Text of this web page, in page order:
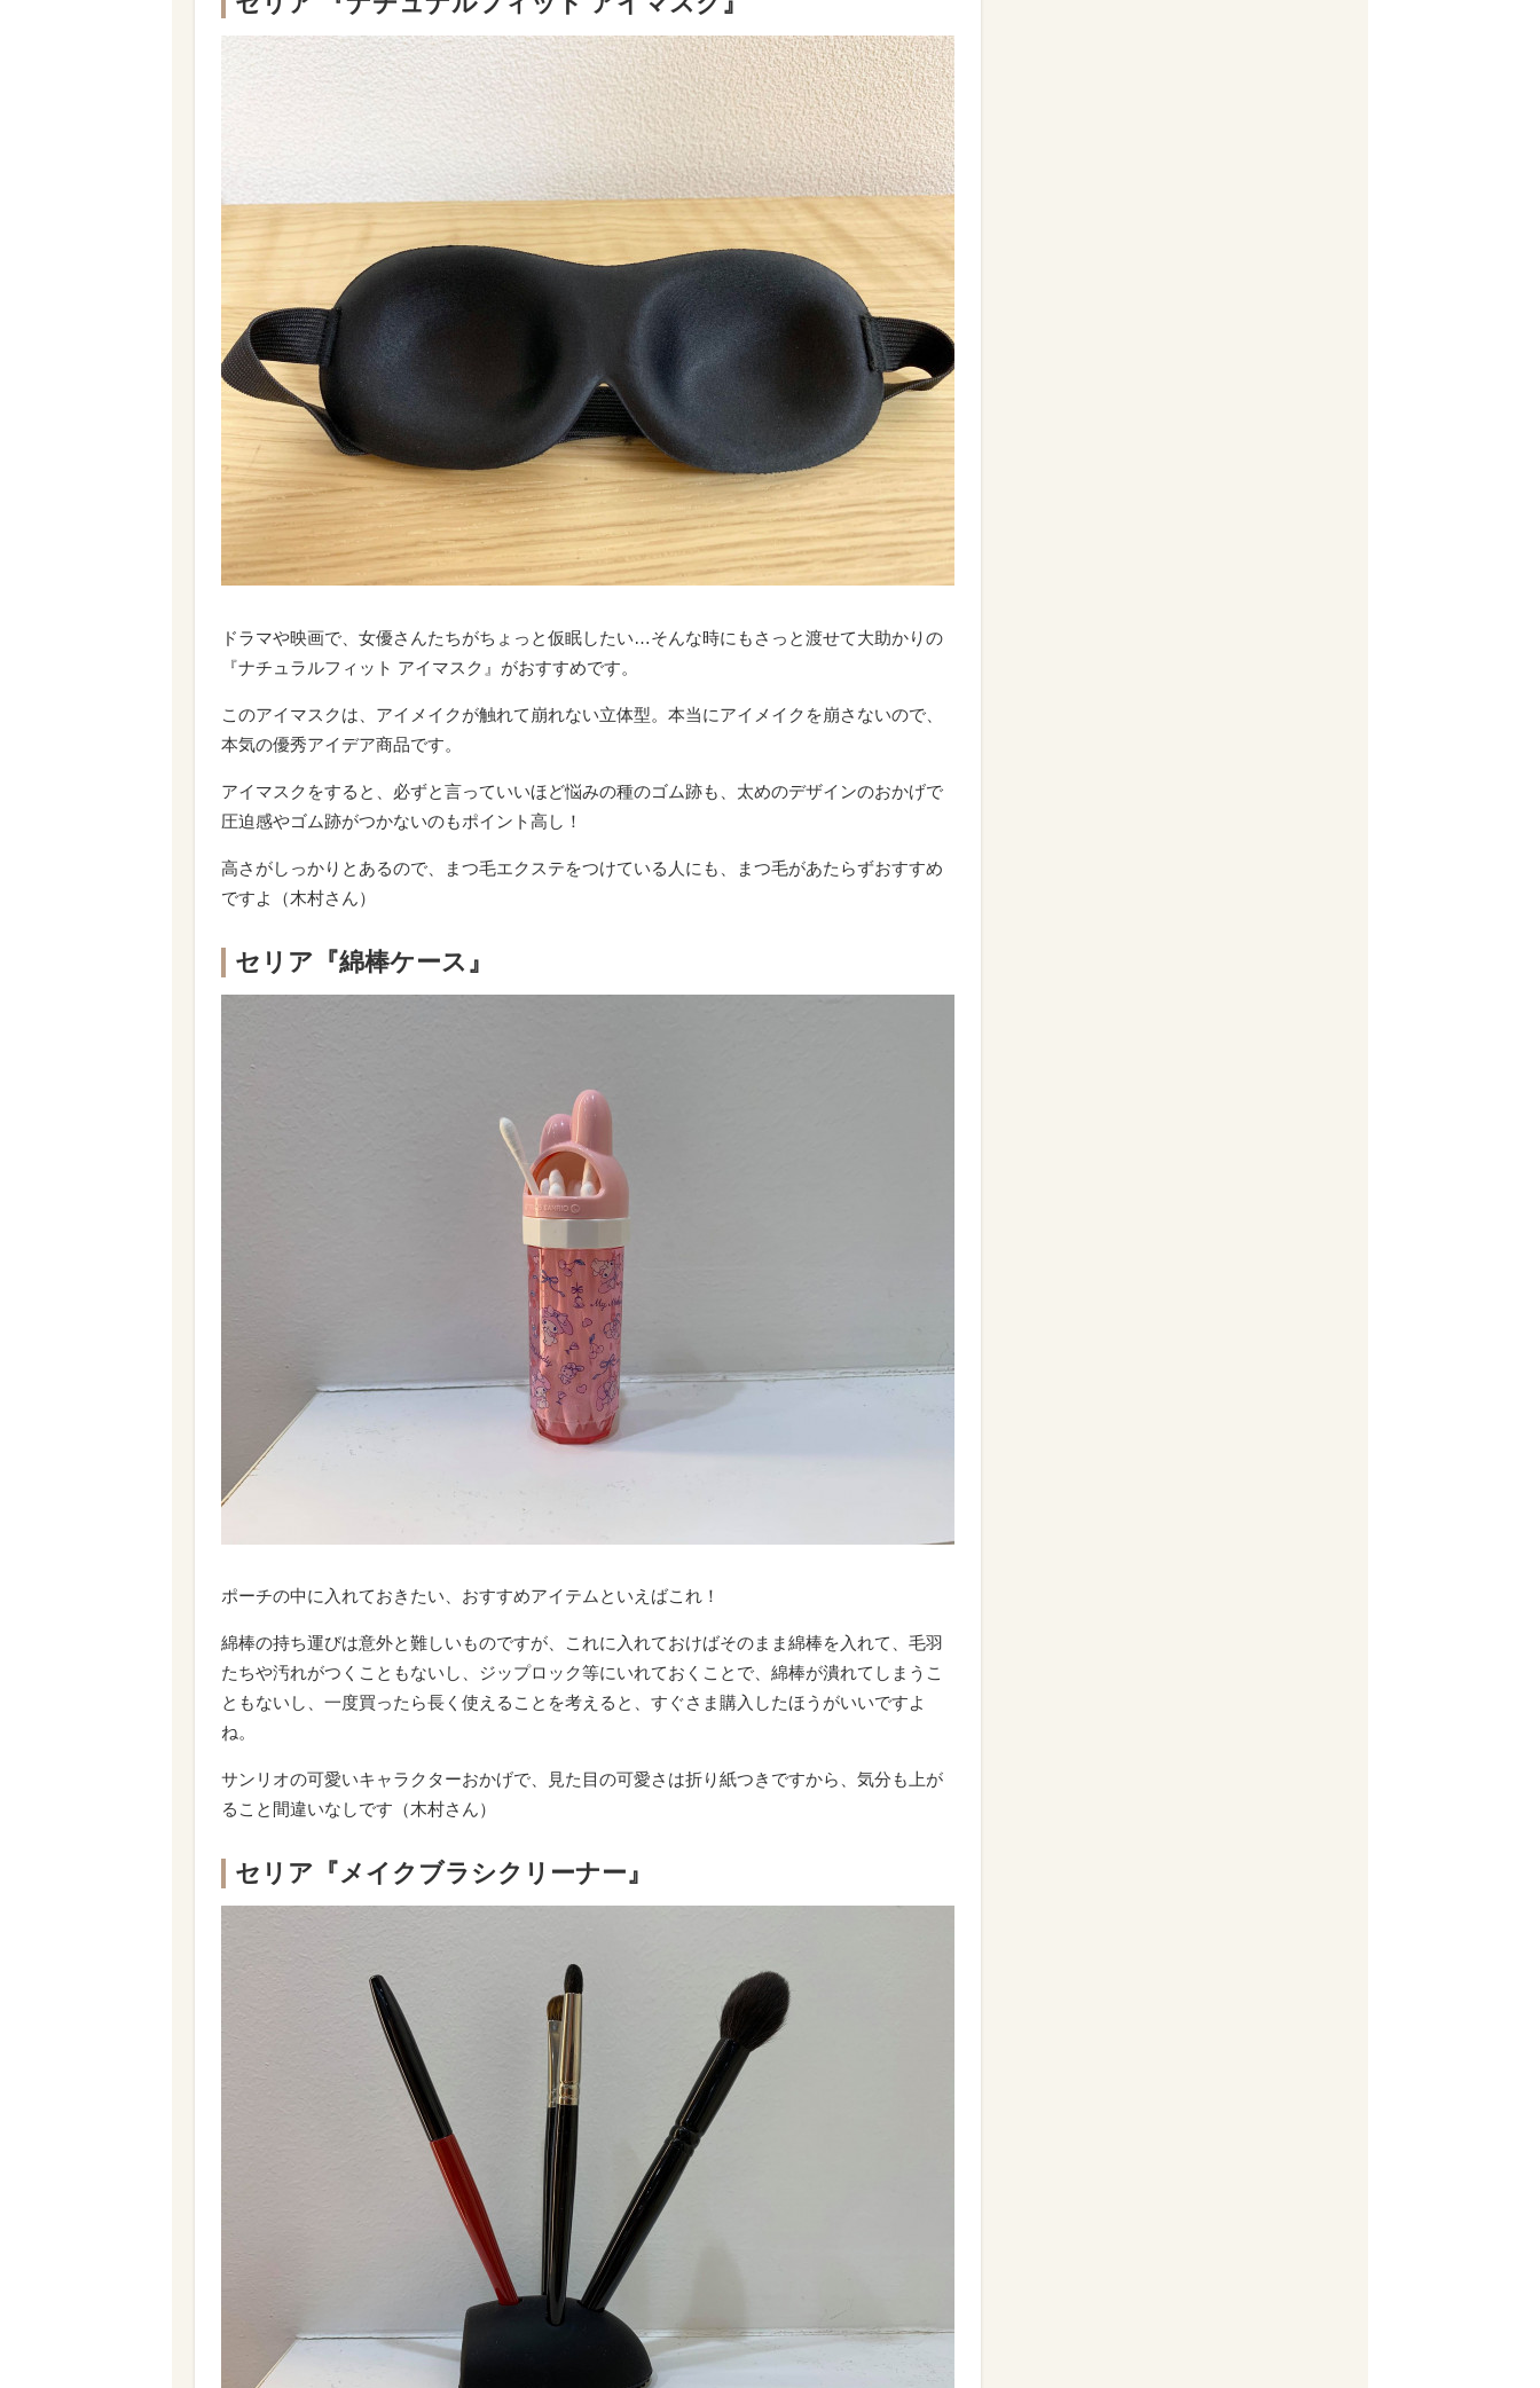
ドラマや映画で、女優さんたちがちょっと仮眠したい…そんな時にもさっと渡せて大助かりの
『ナチュラルフィット アイマスク』がおすすめです。
このアイマスクは、アイメイクが触れて崩れない立体型。本当にアイメイクを崩さないので、
本気の優秀アイデア商品です。
アイマスクをすると、必ずと言っていいほど悩みの種のゴム跡も、太めのデザインのおかげで
圧迫感やゴム跡がつかないのもポイント高し！
高さがしっかりとあるので、まつ毛エクステをつけている人にも、まつ毛があたらずおすすめ
ですよ（木村さん）
セリア『綿棒ケース』
ポーチの中に入れておきたい、おすすめアイテムといえばこれ！
綿棒の持ち運びは意外と難しいものですが、これに入れておけばそのまま綿棒を入れて、毛羽
たちや汚れがつくこともないし、ジップロック等にいれておくことで、綿棒が潰れてしまうこ
ともないし、一度買ったら長く使えることを考えると、すぐさま購入したほうがいいですよ
ね。
サンリオの可愛いキャラクターおかげで、見た目の可愛さは折り紙つきですから、気分も上が
ること間違いなしです（木村さん）
セリア『メイクブラシクリーナー』